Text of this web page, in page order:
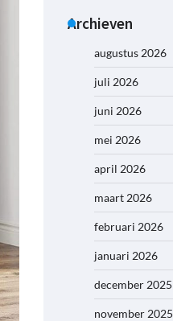
Archieven
augustus 2026
juli 2026
juni 2026
mei 2026
april 2026
maart 2026
februari 2026
januari 2026
december 2025
november 2025